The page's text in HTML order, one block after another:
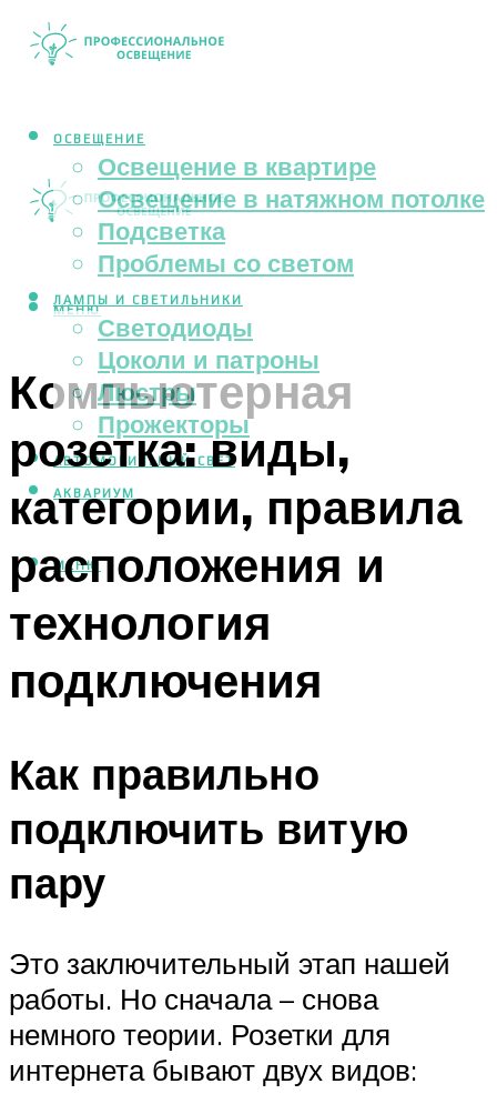
ОСВЕЩЕНИЕ
Освещение в квартире
Освещение в натяжном потолке
Подсветка
Проблемы со светом
ЛАМПЫ И СВЕТИЛЬНИКИ
Светодиоды
Цоколи и патроны
Люстры
Прожекторы
АВТОМОБИЛЬНЫЙ СВЕТ
АКВАРИУМ
МЕНЮ
МЕНЮ
Компьютерная
розетка: виды,
категории, правила
расположения и
технология
подключения
Как правильно
подключить витую
пару
Это заключительный этап нашей
работы. Но сначала – снова
немного теории. Розетки для
интернета бывают двух видов: